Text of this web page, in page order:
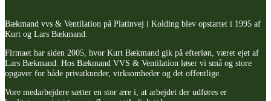
Bækmand vvs & Ventilation på Platinvej i Kolding blev opstartet i 1995 af
Kurt og Lars Bækmand.
Firmaet har siden 2005, hvor Kurt Bækmand gik på efterløn, været ejet af
Lars Bækmand. Hos Bækmand VVS & Ventilation løser vi små og store
opgaver for både privatkunder, virksomheder og det offentlige.
Vore medarbejdere sætter en stor ære i, at arbejdet der udføres er